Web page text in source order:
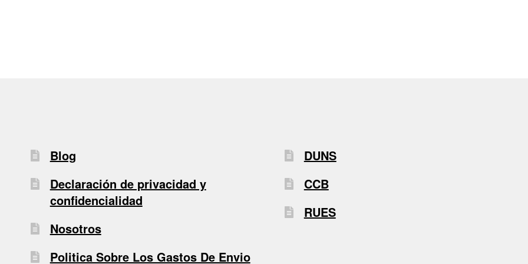
Blog
Declaración de privacidad y
confidencialidad
Nosotros
Politica Sobre Los Gastos De Envio
DUNS
CCB
RUES